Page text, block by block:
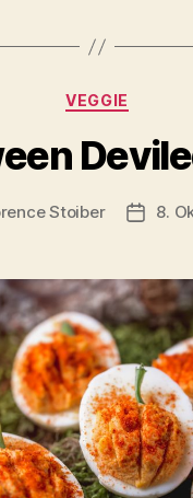
Kategorien
VEGGIE
Stoiber 8.